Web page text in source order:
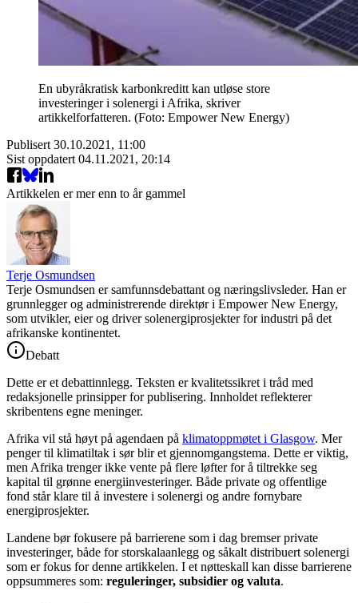
En ubyråkratisk karbonkreditt kan utløse store
investeringer i solenergi i Afrika, skriver
artikkelforfatteren. (Foto: Empower New Energy)
Publisert 30.10.2021, 11:00
Sist oppdatert 04.11.2021, 20:14
Artikkelen er mer enn to år gammel
Terje Osmundsen
Terje Osmundsen er samfunnsdebattant og næringslivsleder. Han er
grunnlegger og administrerende direktør i Empower New Energy,
som utvikler, eier og driver solenergiprosjekter for industri på det
afrikanske kontinentet.
Debatt
Dette er et debattinnlegg. Teksten er kvalitetssikret i tråd med
redaksjonelle prinsipper for publisering. Innholdet reflekterer
skribentens egne meninger.
Afrika vil stå høyt på agendaen på klimatoppmøtet i Glasgow. Mer
penger til klimatiltak i sør blir et gjennomgangstema. Dette er viktig,
men Afrika trenger ikke vente på flere løfter for å tiltrekke seg
kapital til grønne energiinvesteringer. Både private og offentlige
fond står klare til å investere i solenergi og andre fornybare
energiprosjekter.
Landene bør fokusere på barrierene som i dag bremser private
investeringer, både for storskalaanlegg og såkalt distribuert solenergi
som er fokus for denne artikkelen. I et nøtteskall kan disse barrierene
oppsummeres som: reguleringer, subsidier og valuta.